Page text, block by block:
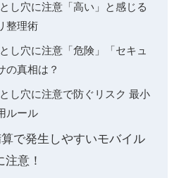
し穴に注意「高い」と感じる
整理術
し穴に注意「危険」「セキュ
の真相は？
し穴に注意で防ぐリスク 最小
ルール
で発生しやすいモバイル
意！